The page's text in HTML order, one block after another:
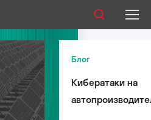
Блог
Кибератаки на